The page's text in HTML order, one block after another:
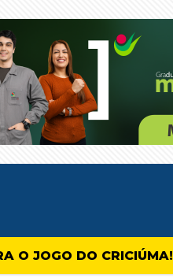
O JOGO DO CRICIÚMA!